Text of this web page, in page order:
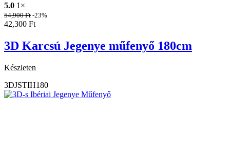
5.0 1×
54,900Ft -23%
42,300 Ft
3D Karcsú Jegenye műfenyő 180cm
Készleten
3DJSTIH180